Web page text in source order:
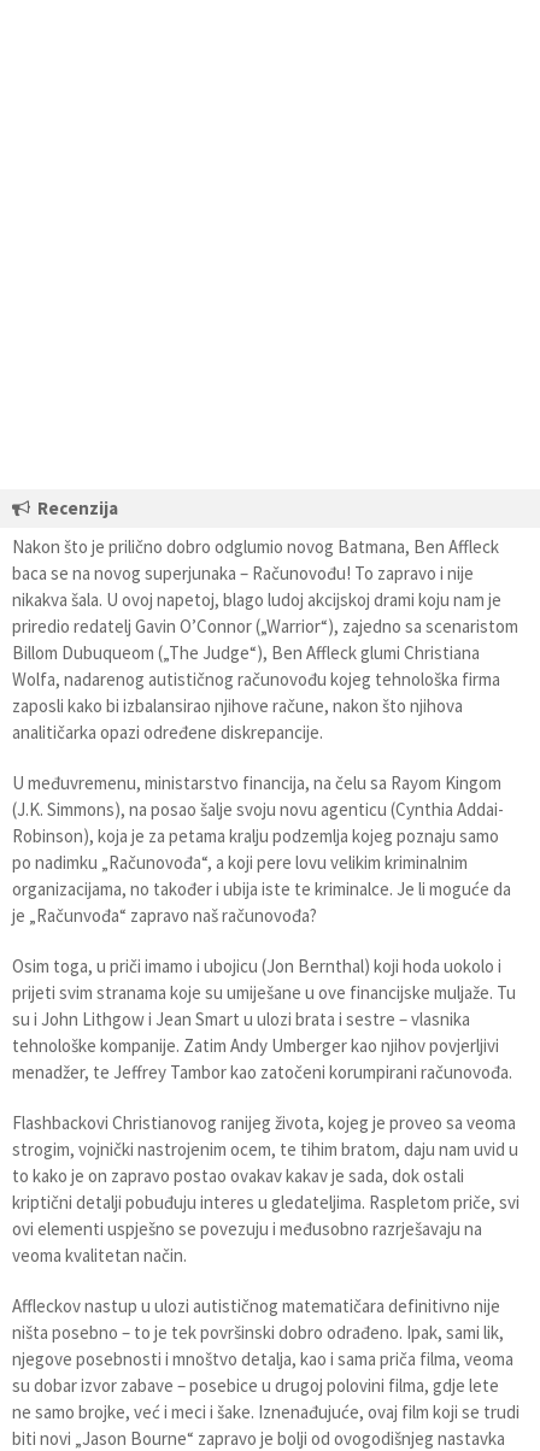
Recenzija
Nakon što je prilično dobro odglumio novog Batmana, Ben Affleck
baca se na novog superjunaka – Računovođu! To zapravo i nije
nikakva šala. U ovoj napetoj, blago ludoj akcijskoj drami koju nam je
priredio redatelj Gavin O’Connor („Warrior“), zajedno sa scenaristom
Billom Dubuqueom („The Judge“), Ben Affleck glumi Christiana
Wolfa, nadarenog autističnog računovođu kojeg tehnološka firma
zaposli kako bi izbalansirao njihove račune, nakon što njihova
analitičarka opazi određene diskrepancije.
U međuvremenu, ministarstvo financija, na čelu sa Rayom Kingom
(J.K. Simmons), na posao šalje svoju novu agenticu (Cynthia Addai-
Robinson), koja je za petama kralju podzemlja kojeg poznaju samo
po nadimku „Računovođa“, a koji pere lovu velikim kriminalnim
organizacijama, no također i ubija iste te kriminalce. Je li moguće da
je „Računvođa“ zapravo naš računovođa?
Osim toga, u priči imamo i ubojicu (Jon Bernthal) koji hoda uokolo i
prijeti svim stranama koje su umiješane u ove financijske muljaže. Tu
su i John Lithgow i Jean Smart u ulozi brata i sestre – vlasnika
tehnološke kompanije. Zatim Andy Umberger kao njihov povjerljivi
menadžer, te Jeffrey Tambor kao zatočeni korumpirani računovođa.
Flashbackovi Christianovog ranijeg života, kojeg je proveo sa veoma
strogim, vojnički nastrojenim ocem, te tihim bratom, daju nam uvid u
to kako je on zapravo postao ovakav kakav je sada, dok ostali
kriptični detalji pobuđuju interes u gledateljima. Raspletom priče, svi
ovi elementi uspješno se povezuju i međusobno razrješavaju na
veoma kvalitetan način.
Affleckov nastup u ulozi autističnog matematičara definitivno nije
ništa posebno – to je tek površinski dobro odrađeno. Ipak, sami lik,
njegove posebnosti i mnoštvo detalja, kao i sama priča filma, veoma
su dobar izvor zabave – posebice u drugoj polovini filma, gdje lete
ne samo brojke, već i meci i šake. Iznenađujuće, ovaj film koji se trudi
biti novi „Jason Bourne“ zapravo je bolji od ovogodišnjeg nastavka